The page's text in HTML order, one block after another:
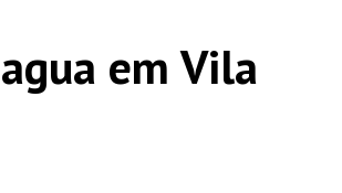
em Vila